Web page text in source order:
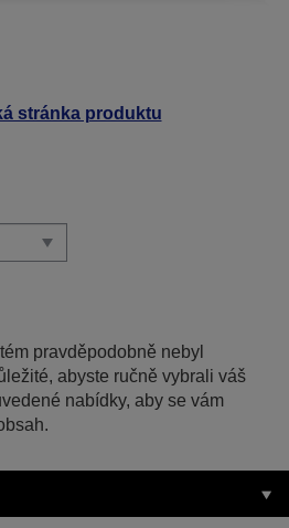
stránka produktu
pravděpodobně nebyl
abyste ručně vybrali váš
nabídky, aby se vám